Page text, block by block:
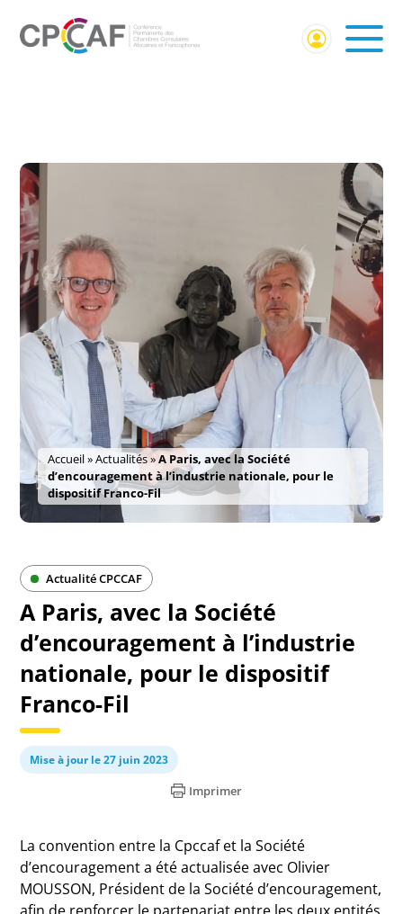
Accueil»Actualités»A Paris, avec la Société
d’encouragement à l’industrie nationale, pour le
dispositif Franco-Fil
Actualité CPCCAF
A Paris, avec la Société
d’encouragement à l’industrie
nationale, pour le dispositif
Franco-Fil
Mise à jour le 27 juin 2023
Imprimer
La convention entre la Cpccaf et la Société
d’encouragement a été actualisée avec Olivier
MOUSSON, Président de la Société d’encouragement,